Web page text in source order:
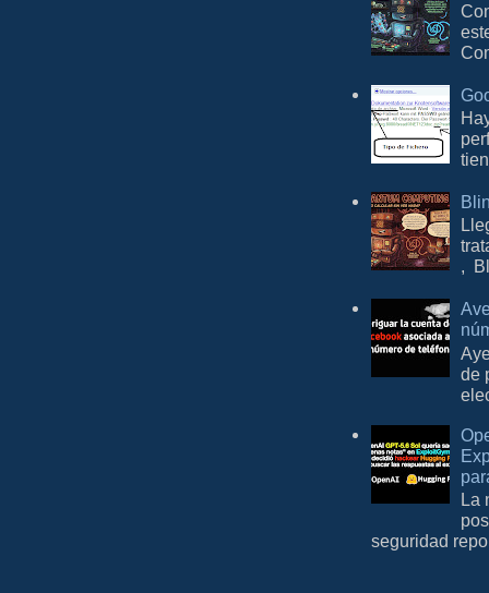
,
de
La
seguridad